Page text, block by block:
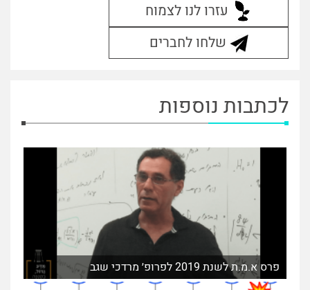
עזרו לנו לצמוח
שלחו לחברים
לכתבות נוספות
פרס א.מ.ת לשנת 2019 לפרופ׳ מרדכי שגב